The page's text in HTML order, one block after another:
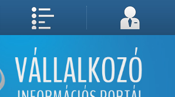
kat (sütiket) tároljunk számítógépén. A sütik a weboldal megfelelő működéséhez
Megértettem, folytatás...